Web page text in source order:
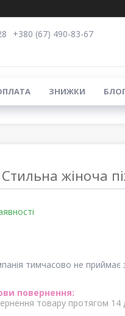
+380 (67) 490-83-67
ЗНИЖКИ
Стильна жіноча
тимчасово не приймає
товару протягом 14